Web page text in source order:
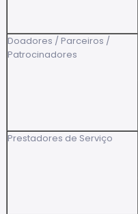
Doadores / Parceiros /
Patrocinadores
Prestadores de Serviço